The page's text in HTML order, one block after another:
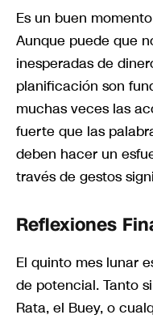
Es un buen
Aunque puede que
inesperadas de
planificación son
muchas veces las
fuerte que las
deben hacer un
través de gestos
Reflexiones
El quinto mes lunar
de potencial. Tanto
Rata, el Buey, o